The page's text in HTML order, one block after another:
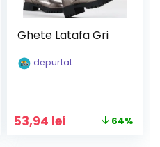
Ghete Latafa Gri
depurtat
Prețul
53,94 lei Prețul
64%